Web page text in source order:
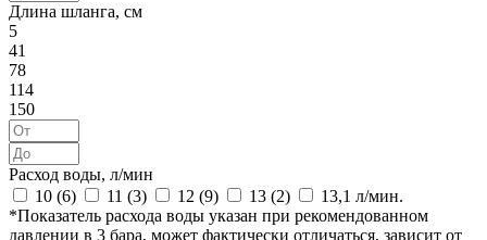
Длина шланга, см
5
41
78
114
150
Расход воды, л/мин
10 (6) 11 (3) 12 (9) 13 (2)
13,1 л/мин.
*Показатель расхода воды указан при рекомендованном
давлении в 3 бара, может фактически отличаться, зависит от